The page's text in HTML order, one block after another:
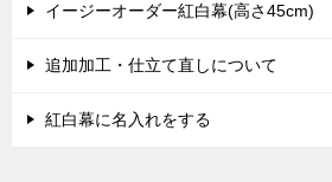
イージーオーダー紅白幕(高さ45cm)
追加加工・仕立て直しについて
紅白幕に名入れをする